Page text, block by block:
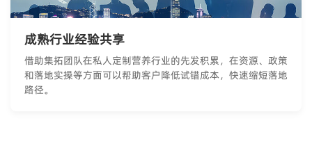
成熟行业经验共享
借助集拓团队在私人定制营养行业的先发积累，在资源、政策
和落地实操等方面可以帮助客户降低试错成本，快速缩短落地
路径。